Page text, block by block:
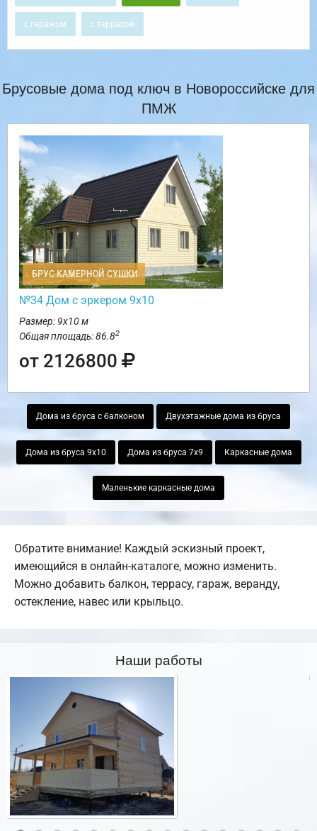
с гаражом с террасой
Брусовые дома под ключ в Новороссийске для
ПМЖ
БРУС КАМЕРНОЙ СУШКИ
№34 Дом с эркером 9х10
Размер: 9х10 м
Общая площадь: 86.82
от 2126800
Дома из бруса с балконом Двухэтажные дома из бруса
Дома из бруса 9х10 Дома из бруса 7х9 Каркасные дома
Маленькие каркасные дома
Обратите внимание! Каждый эскизный проект,
имеющийся в онлайн-каталоге, можно изменить.
Можно добавить балкон, террасу, гараж, веранду,
остекление, навес или крыльцо.
Наши работы